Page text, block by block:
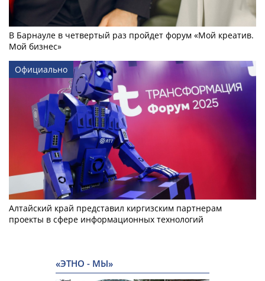
В Барнауле в четвертый раз пройдет форум «Мой креатив.
Мой бизнес»
Официально
Алтайский край представил киргизским партнерам
проекты в сфере информационных технологий
«ЭТНО - МЫ»